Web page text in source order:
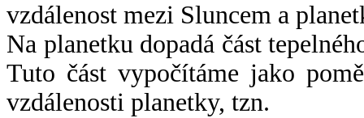
vzdálenost mezi Sluncem a
Na planetku dopadá část
Tuto část vypočítáme jako
vzdálenosti planetky, tzn.